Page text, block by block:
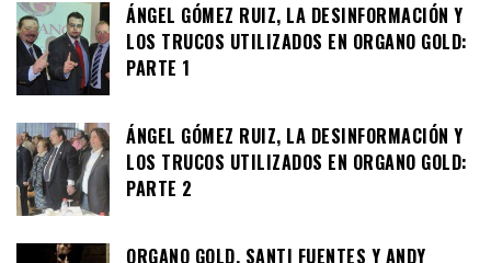
ÁNGEL GÓMEZ RUIZ, LA DESINFORMACIÓN Y
LOS TRUCOS UTILIZADOS EN ORGANO GOLD:
PARTE 1
ÁNGEL GÓMEZ RUIZ, LA DESINFORMACIÓN Y
LOS TRUCOS UTILIZADOS EN ORGANO GOLD:
PARTE 2
ORGANO GOLD, SANTI FUENTES Y ANDY